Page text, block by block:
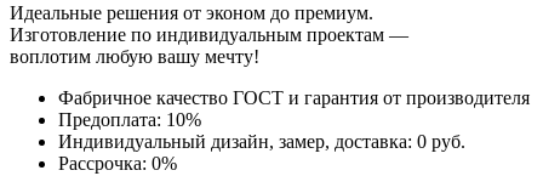
Идеальные решения от эконом до премиум.
Изготовление по индивидуальным проектам —
воплотим любую вашу мечту!
Фабричное качество ГОСТ и гарантия от производителя
Предоплата: 10%
Индивидуальный дизайн, замер, доставка: 0 руб.
Рассрочка: 0%